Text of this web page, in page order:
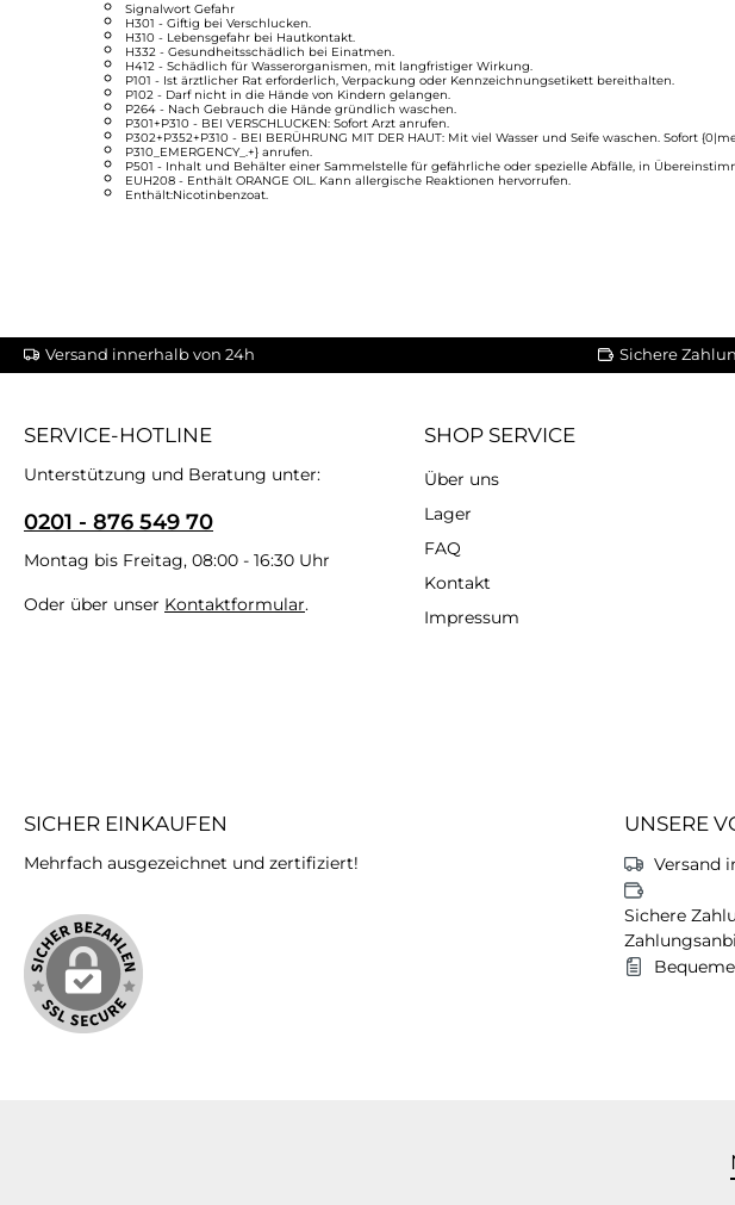
Signalwort Gefahr
H301 - Giftig bei Verschlucken.
H310 - Lebensgefahr bei Hautkontakt.
H332 - Gesundheitsschädlich bei Einatmen.
H412 - Schädlich für Wasserorganismen, mit langfristiger Wirkung.
P101 - Ist ärztlicher Rat erforderlich, Verpackung oder Kennzeichnungsetikett bereithalten.
P102 - Darf nicht in die Hände von Kindern gelangen.
P264 - Nach Gebrauch die Hände gründlich waschen.
P301+P310 - BEI VERSCHLUCKEN: Sofort Arzt anrufen.
P302+P352+P310 - BEI BERÜHRUNG MIT DER HAUT: Mit viel Wasser und Seife waschen. Sofort
P310_EMERGENCY_.+} anrufen.
P501 - Inhalt und Behälter einer Sammelstelle für gefährliche oder spezielle Abfälle, in
EUH208 - Enthält ORANGE OIL. Kann allergische Reaktionen hervorrufen.
Enthält:Nicotinbenzoat.
Versand innerhalb von 24h Sichere
SERVICE-HOTLINE
Unterstützung und Beratung unter:
0201 - 876 549 70
Montag bis Freitag, 08:00 - 16:30 Uhr
Oder über unser Kontaktformular.
SHOP SERVICE
Über uns
Lager
FAQ
Kontakt
Impressum
SICHER EINKAUFEN
Mehrfach ausgezeichnet und zertifiziert!
UNSERE
Versand
Sichere